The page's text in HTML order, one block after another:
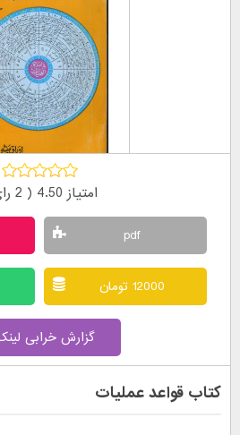
امتیاز 4.50 ( 2
pdf
12000 تومان
گزارش خرابی
کتاب قواعد عملیات